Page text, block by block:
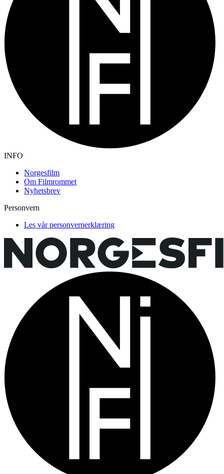
INFO
Norgesfilm
Om Filmrommet
Nyhetsbrev
Personvern
Les vår personvernerklæring